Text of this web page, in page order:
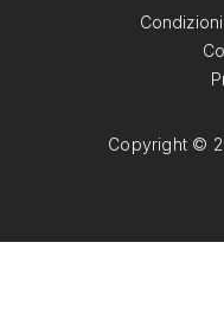
Copyright ©